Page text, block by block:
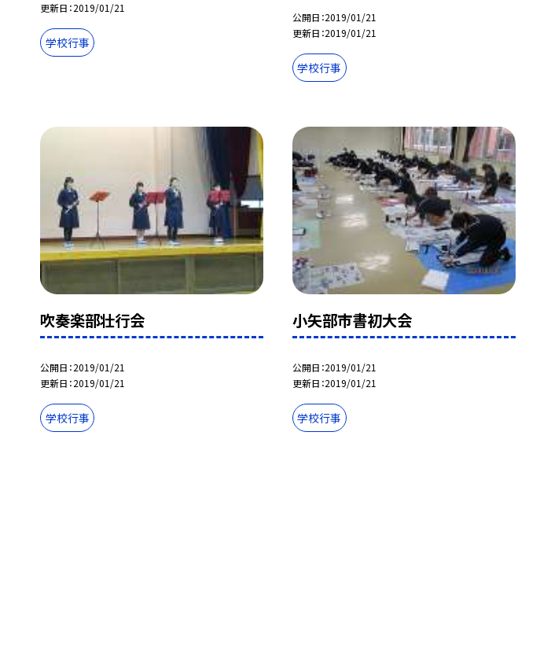
更新日 2019/01/21
学校行事
公開日 2019/01/21
更新日 2019/01/21
学校行事
吹奏楽部壮行会
公開日 2019/01/21
更新日 2019/01/21
学校行事
小矢部市書初大会
公開日 2019/01/21
更新日 2019/01/21
学校行事